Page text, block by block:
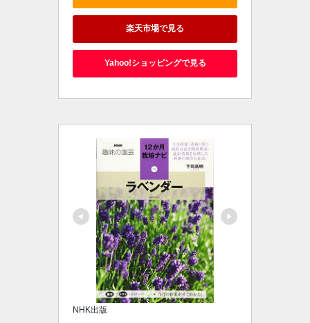
楽天市場で見る
Yahoo!ショッピングで見る
NHK出版